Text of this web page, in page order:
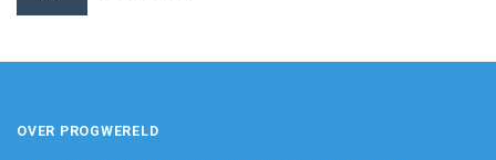
OVER PROGWERELD